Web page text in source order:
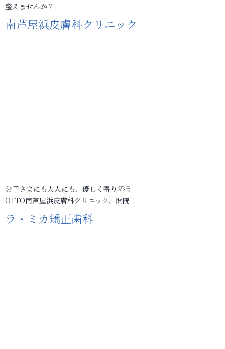
整えませんか？
南芦屋浜皮膚科クリニック
お子さまにも大人にも、優しく寄り添う
OTTO南芦屋浜皮膚科クリニック、開院！
ラ・ミカ矯正歯科